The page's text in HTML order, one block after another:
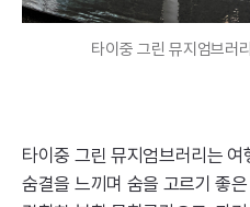
타이중 그린 뮤지엄브러
타이중 그린 뮤지엄브러리는
숨결을 느끼며 숨을 고르기 좋